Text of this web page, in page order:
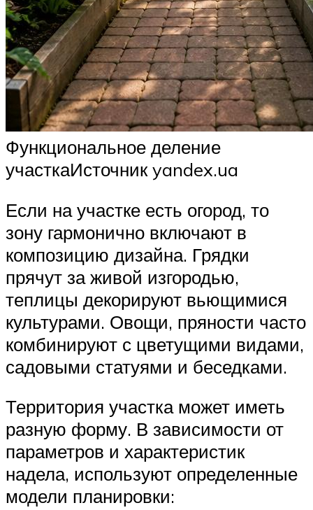
Функциональное деление
участкаИсточник yandex.ua
Если на участке есть огород, то
зону гармонично включают в
композицию дизайна. Грядки
прячут за живой изгородью,
теплицы декорируют вьющимися
культурами. Овощи, пряности часто
комбинируют с цветущими видами,
садовыми статуями и беседками.
Территория участка может иметь
разную форму. В зависимости от
параметров и характеристик
надела, используют определенные
модели планировки: